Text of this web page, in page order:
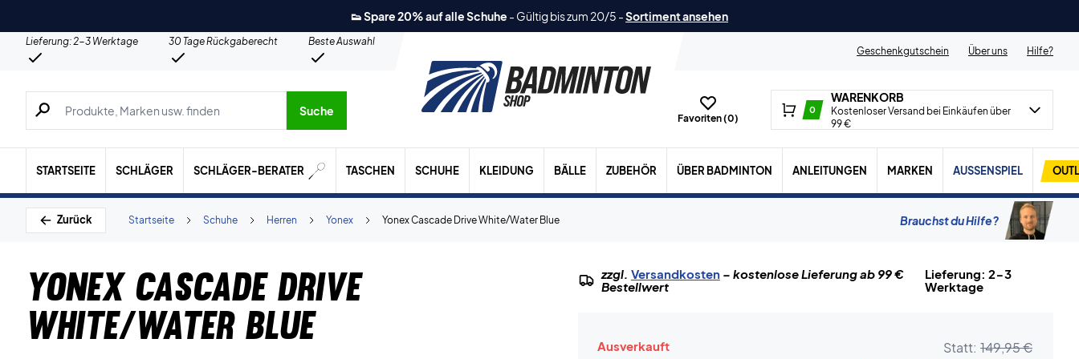
👟 Spare 20% auf alle Schuhe - Gültig bis zum 20/5 -Sortiment ansehen
Lieferung: 2-3 Werktage 30 Tage Rückgaberecht
Beste Auswahl
Geschenkgutschein
Über uns Hilfe?
Suche nach Produkten, Marken usw.
Suche
Favoriten (0)
0
WARENKORB
Kostenloser Versand bei Einkäufen über
99 €
STARTSEITE SCHLÄGER SCHLÄGER-BERATER TASCHEN SCHUHE KLEIDUNG BÄLLE ZUBEHÖR ÜBER BADMINTON ANLEITUNGEN MARKEN AUSSENSPIEL
Zurück Yonex Cascade Drive White/Water Blue
Yonex
Herren
Schuhe
Startseite Brauchst du Hilfe?
Yonex Cascade Drive
White/Water Blue
zzgl. Versandkosten– kostenlose Lieferung ab 99 €
Bestellwert
Lieferung: 2-3
Werktage
Ausverkauft Statt: 149,95 €